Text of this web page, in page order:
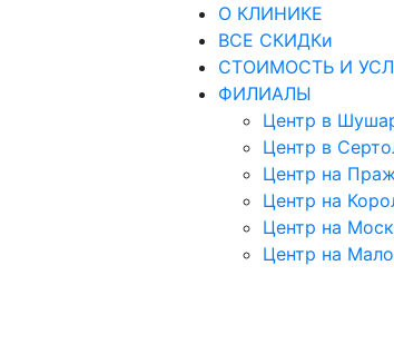
О КЛИНИКЕ
ВСЕ СКИДКи
СТОИМОСТЬ И
ФИЛИАЛЫ
Центр в
Центр в
Центр на
Центр на
Центр на
Центр на